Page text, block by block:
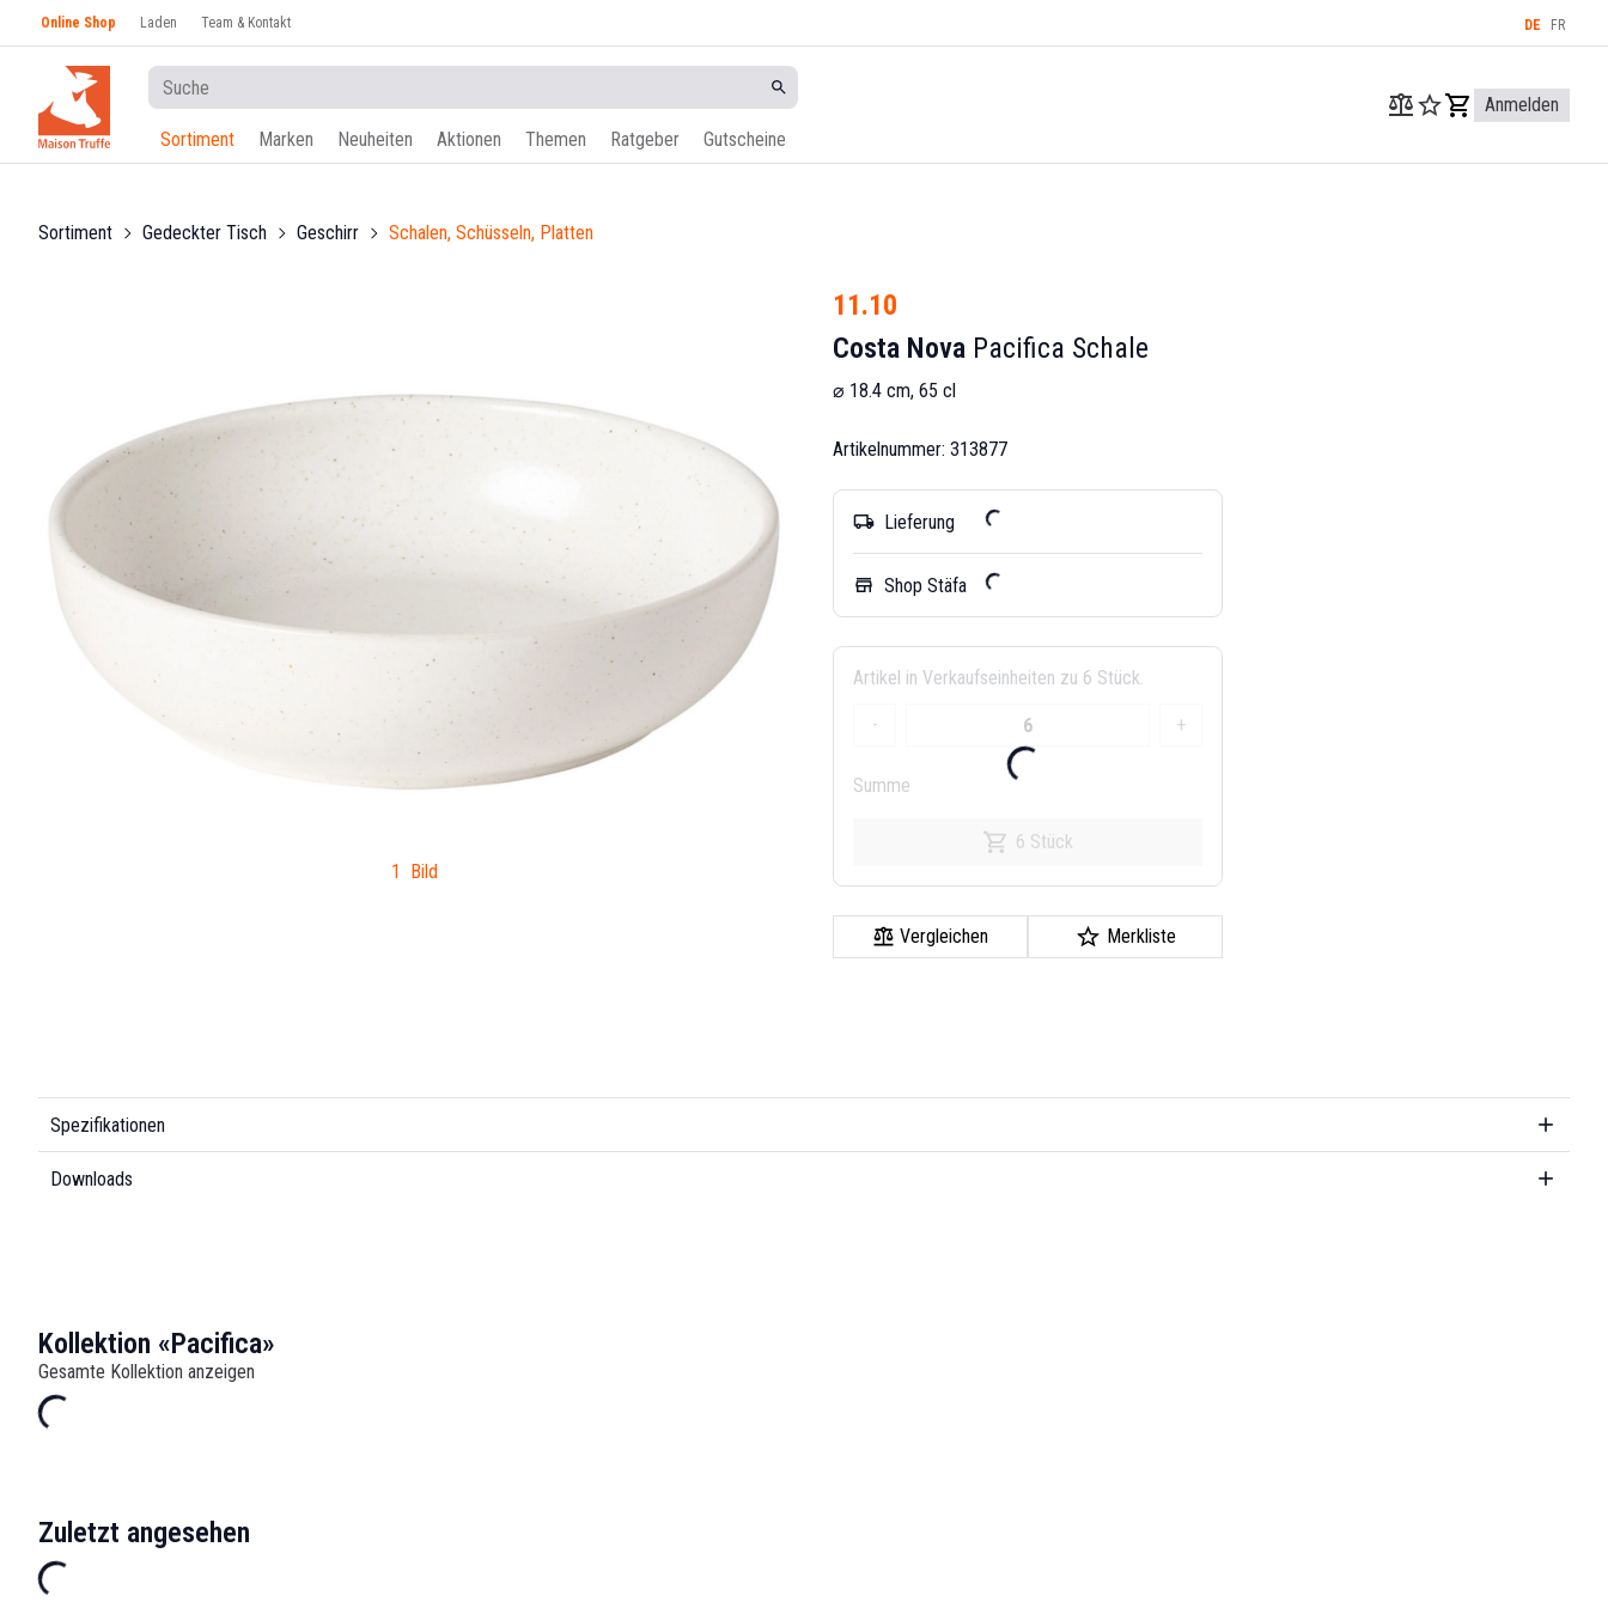
Online Shop Laden Team & Kontakt DE FR
Sortiment Marken Neuheiten Aktionen Themen Ratgeber Gutscheine
Anmelden
Sortiment Gedeckter Tisch Geschirr Schalen, Schüsseln, Platten
1 Bild
11.10
Costa Nova Pacifica Schale
⌀ 18.4 cm, 65 cl
Artikelnummer: 313877
local_shipping Lieferung
store Shop Stäfa
Artikel in Verkaufseinheiten zu 6 Stück.
- +
Summe
6 Stück
Vergleichen Merkliste
Spezifikationen
Downloads
Kollektion «Pacifica»
Gesamte Kollektion anzeigen
Zuletzt angesehen